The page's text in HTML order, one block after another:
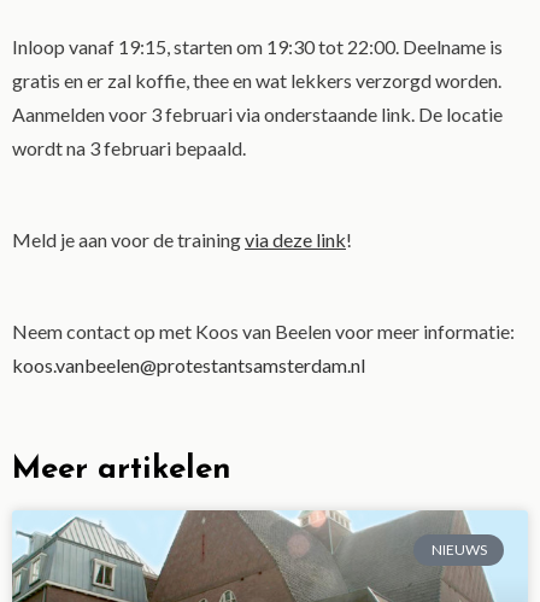
Inloop vanaf 19:15, starten om 19:30 tot 22:00. Deelname is
gratis en er zal koffie, thee en wat lekkers verzorgd worden.
Aanmelden voor 3 februari via onderstaande link. De locatie
wordt na 3 februari bepaald.
Meld je aan voor de trainingvia deze link!
Neem contact op met Koos van Beelen voor meer informatie:
koos.vanbeelen@protestantsamsterdam.nl
Meer artikelen
NIEUWS